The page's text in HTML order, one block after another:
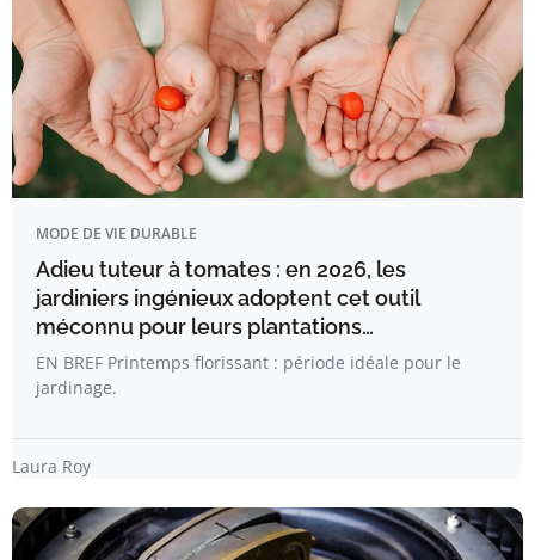
MODE DE VIE DURABLE
Adieu tuteur à tomates : en 2026, les
jardiniers ingénieux adoptent cet outil
méconnu pour leurs plantations…
EN BREF Printemps florissant : période idéale pour le
jardinage.
Laura Roy